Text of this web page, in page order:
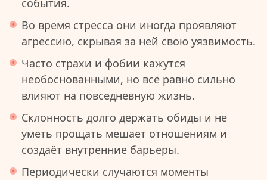
события.
Во время стресса они иногда проявляют
агрессию, скрывая за ней свою уязвимость.
Часто страхи и фобии кажутся
необоснованными, но всё равно сильно
влияют на повседневную жизнь.
Склонность долго держать обиды и не
уметь прощать мешает отношениям и
создаёт внутренние барьеры.
Периодически случаются моменты